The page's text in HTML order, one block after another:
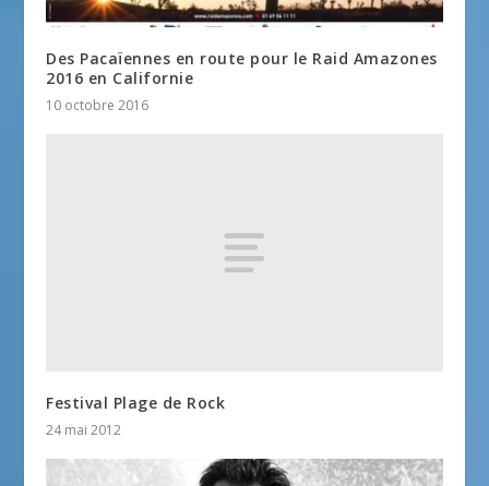
Des Pacaïennes en route pour le Raid Amazones
2016 en Californie
10 octobre 2016
Festival Plage de Rock
24 mai 2012